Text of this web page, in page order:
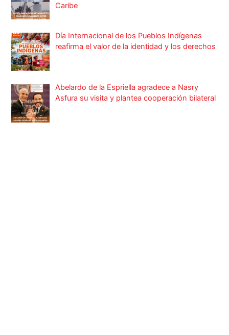
Caribe
Día Internacional de los Pueblos Indígenas
reafirma el valor de la identidad y los derechos
Abelardo de la Espriella agradece a Nasry
Asfura su visita y plantea cooperación bilateral